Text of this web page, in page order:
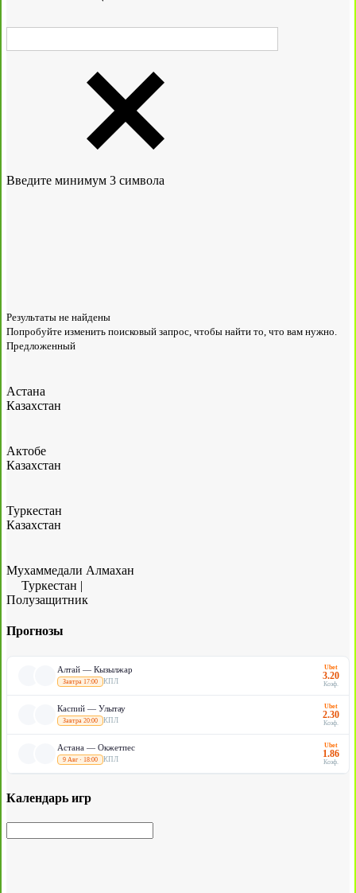
Введите минимум 3 символа
Результаты не найдены
Попробуйте изменить поисковый запрос, чтобы найти то, что вам нужно.
Предложенный
Астана
Казахстан
Актобе
Казахстан
Туркестан
Казахстан
Мухаммедали Алмахан
Туркестан |
Полузащитник
Прогнозы
Алтай — Кызылжар
Завтра 17:00 КПЛ
Ubet
3.20
Коэф.
Каспий — Улытау
Завтра 20:00 КПЛ
Ubet
2.30
Коэф.
Астана — Окжетпес
9 Авг · 18:00 КПЛ
Ubet
1.86
Коэф.
Календарь игр